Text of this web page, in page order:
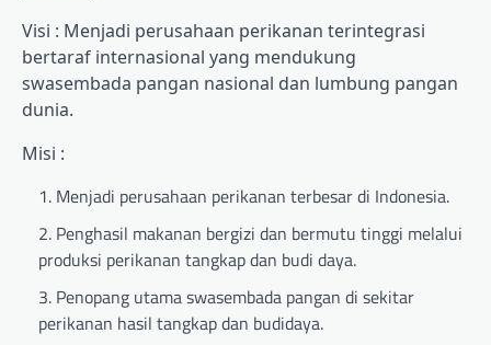
Visi : Menjadi perusahaan perikanan terintegrasi
bertaraf internasional yang mendukung
swasembada pangan nasional dan lumbung pangan
dunia.
Misi :
Menjadi perusahaan perikanan terbesar di Indonesia.
Penghasil makanan bergizi dan bermutu tinggi melalui
produksi perikanan tangkap dan budi daya.
Penopang utama swasembada pangan di sekitar
perikanan hasil tangkap dan budidaya.